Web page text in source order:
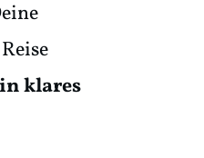
klares